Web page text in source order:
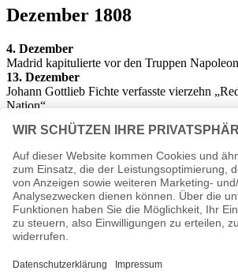
Dezember 1808
4. Dezember
Madrid kapitulierte vor den Truppen
13. Dezember
Johann Gottlieb Fichte verfasste vierzehn
Nation“.
20. Dezember
Nach der erfolglosen zweimonatigen
Belagerung.
22. Dezember
Am Theater an der Wien fand ein
dem die „5. Sinfonie“ und die „6. Sinfonie“
„Fantasie für Klavier, Chor und Orchester“
Klavierkonzert“ von Ludwig van Beethoven
verlief die Aufführung unerfreulich, da die